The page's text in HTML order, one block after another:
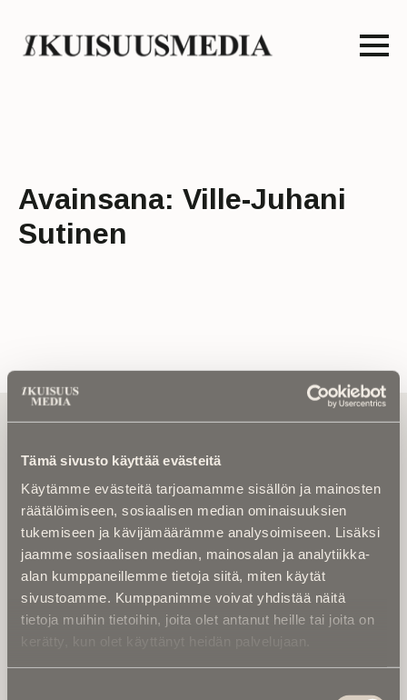
Tämä sivusto käyttää evästeitä
Käytämme evästeitä tarjoamamme sisällön ja mainosten
räätälöimiseen, sosiaalisen median ominaisuuksien
tukemiseen ja kävijämäärämme analysoimiseen. Lisäksi
jaamme sosiaalisen median, mainosalan ja analytiikka-
alan kumppaneillemme tietoja siitä, miten käytät
sivustoamme. Kumppanimme voivat yhdistää näitä
tietoja muihin tietoihin, joita olet antanut heille tai joita on
kerätty, kun olet käyttänyt heidän palvelujaan.
Avainsana: Ville-Juhani
Sutinen
Tilaa uutiskirje - Pääset heti parhaiden
Kirjoita alle sähköpostiosoitteesi niin saat kaksi kertaa
kuukaudessa Ikuisuusmedian uutiskirjeen ja varmistat,
etteivät kiinnostavat artikkelit jää huomaamatta.
Uutiskirje on maksuton eikä se velvoita mihinkään.
Kirjoita tähän sähköpostiosoite, johon haluat uutiskirjeen